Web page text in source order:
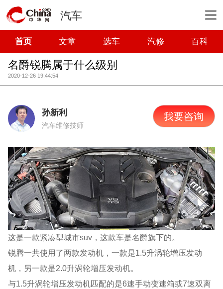
汽车
首页 文章 选车 汽修 百科
名爵锐腾属于什么级别
2020-12-26 19:44:54
孙新利
汽车维修技师
我要咨询
这是一款紧凑型城市suv，这款车是名爵旗下的。
锐腾一共使用了两款发动机，一款是1.5升涡轮增压发动
机，另一款是2.0升涡轮增压发动机。
与1.5升涡轮增压发动机匹配的是6速手动变速箱或7速双离